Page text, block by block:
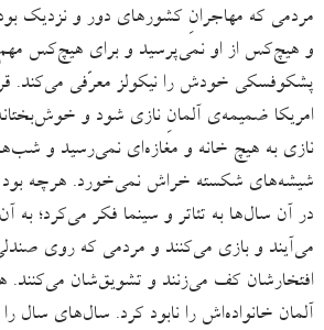
مردمی که مهاجرانِ کشورهای دور و نزدیک
و هیچ‌کس از او نمی‌پرسید و برای هیچ‌کس
پشکوفسکی خودش را نیکولز معرّفی می‌کند.
امریکا ضمیمه‌ی آلمانِ نازی شود و
نازی به هیچ خانه و مغازه‌ای نمی‌رسید و
شیشه‌های شکسته خراش نمی‌خورد. هرچه بود
در آن سال‌ها به تئاتر و سینما فکر می‌کرد؛
می‌آیند و بازی می‌کنند و مردمی که روی
افتخارشان کف می‌زنند و تشویق‌شان می‌کنند.
آلمان خانواده‌اش را نابود کرد. سال‌های سال